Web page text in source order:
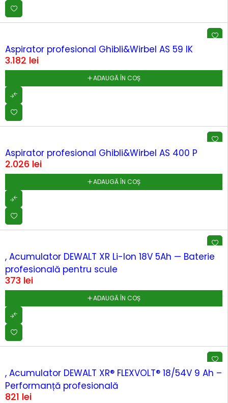
Aspirator profesional Ghibli&Wirbel AS 59 IK
3.182 lei
ADAUGĂ ÎN COȘ
Aspirator profesional Ghibli&Wirbel AS 400 P
2.026 lei
ADAUGĂ ÎN COȘ
, Acumulator DEWALT XR Li-Ion 18V 5Ah — Baterie
profesională pentru scule
373 lei
ADAUGĂ ÎN COȘ
SOLD OUT
, Acumulator DEWALT XR® FLEXVOLT® 18/54V 9 Ah –
Performanță profesională
821 lei